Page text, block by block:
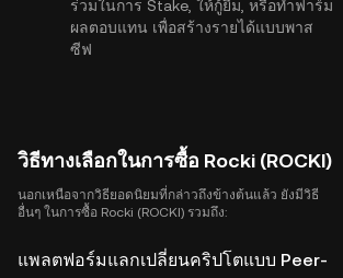
ร่วมในการ Stake, ให้กู้ยืม, หรือทำฟาร์ม
ผลตอบแทน เพื่อสร้างรายได้แบบพาส
ซีฟ
วิธีทางเลือกในการซื้อ Rocki (ROCKI)
นอกเหนือจากวิธียอดนิยมที่กล่าวถึงข้างต้นแล้ว ยังมีวิธี
อื่นๆ ในการซื้อ Rocki (ROCKI) รวมถึง:
แพลตฟอร์มแลกเปลี่ยนคริปโตแบบ Peer-